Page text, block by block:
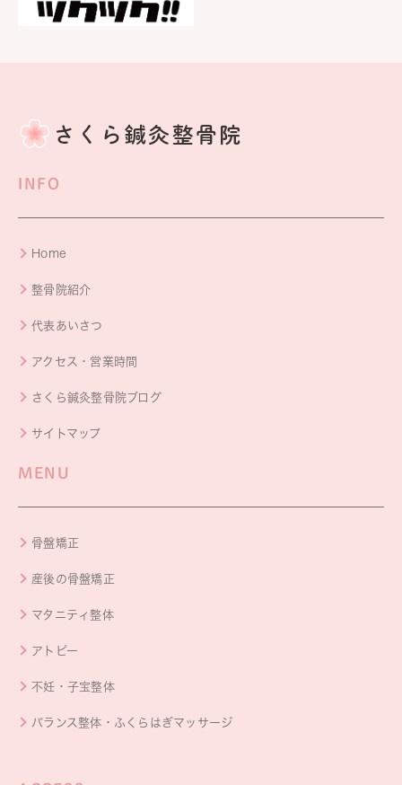
INFO
Home
整骨院紹介
代表あいさつ
アクセス・営業時間
さくら鍼灸整骨院ブログ
サイトマップ
MENU
骨盤矯正
産後の骨盤矯正
マタニティ整体
アトピー
不妊・子宝整体
バランス整体・ふくらはぎマッサージ